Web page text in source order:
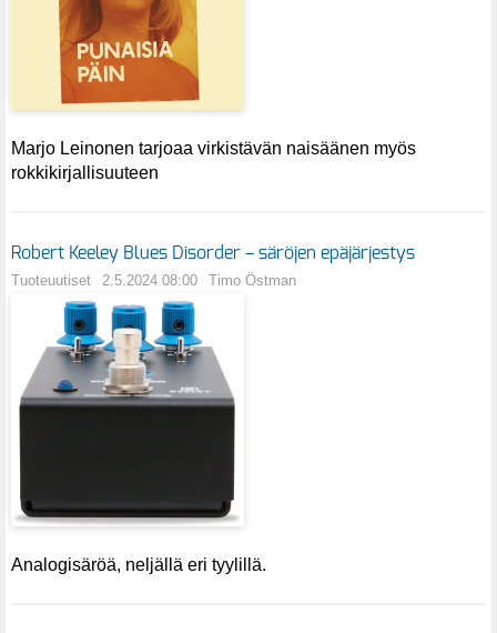
Marjo Leinonen tarjoaa virkistävän naisäänen myös
rokkikirjallisuuteen
Robert Keeley Blues Disorder – säröjen epäjärjestys
Tuoteuutiset 2.5.2024 08:00 Timo Östman
Analogisäröä, neljällä eri tyylillä.